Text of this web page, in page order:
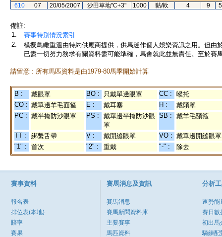
610
07 20/05/2007 沙田草地"C+3" 1000 黏/軟 4 9
備註:
1.
賽事特別情況索引
2.
模擬鳥瞰重溫由特約供應商提供，供馬迷作個人娛樂資訊之用。但
已盡一切努力務求有關資料盡可能準確，馬會就此並無責任。至於賽
請留意 : 所有馬匹資料是由1979-80馬季開始計算
B : 戴眼罩 BO : 只戴單邊眼罩 CC :
喉托
CO : 戴單邊羊毛面箍 E : 戴耳塞 H :
戴頭罩
PC : 戴半掩防沙眼罩 PS :
戴單邊半掩防沙眼
罩
SB : 戴羊毛額箍
TT : 綁繫舌帶 V : 戴開縫眼罩 VO : 戴單邊開縫眼罩
"1" :
首次 "2" : 重戴 "-" : 除去
賽事資料
報名表
排位表(本地)
賠率
賽果
賽馬消息及資訊
賽馬消息
賽馬新聞資料庫
主要賽事
馬匹資料
分析
速勢能
賽日數
初出馬
騎練配